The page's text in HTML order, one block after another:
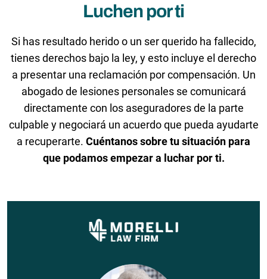
Luchen por ti
Si has resultado herido o un ser querido ha fallecido,
tienes derechos bajo la ley, y esto incluye el derecho
a presentar una reclamación por compensación. Un
abogado de lesiones personales se comunicará
directamente con los aseguradores de la parte
culpable y negociará un acuerdo que pueda ayudarte
a recuperarte. Cuéntanos sobre tu situación para
que podamos empezar a luchar por ti.